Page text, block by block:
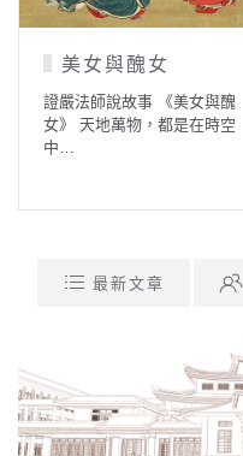
美女與醜女
證嚴法師說故事 《美女與醜
女》 天地萬物，都是在時空
中…
最新文章